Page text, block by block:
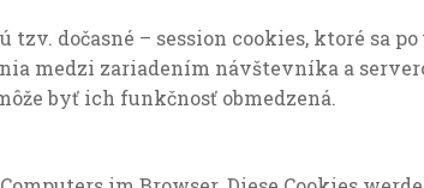
tzv. dočasné – session cookies, ktoré sa
medzi zariadením návštevníka a
byť ich funkčnosť obmedzená.